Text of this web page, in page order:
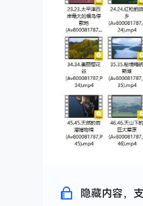
隐藏内容，